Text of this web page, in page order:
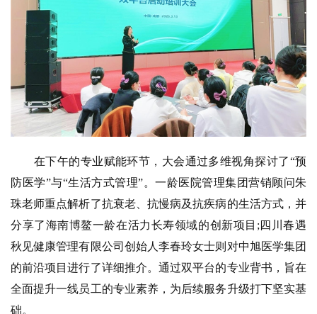
在下午的专业赋能环节，大会通过多维视角探讨了“预
防医学”与“生活方式管理”。一龄医院管理集团营销顾问朱
珠老师重点解析了抗衰老、抗慢病及抗疾病的生活方式，并
分享了海南博鳌一龄在活力长寿领域的创新项目;四川春遇
秋见健康管理有限公司创始人李春玲女士则对中旭医学集团
的前沿项目进行了详细推介。通过双平台的专业背书，旨在
全面提升一线员工的专业素养，为后续服务升级打下坚实基
础。